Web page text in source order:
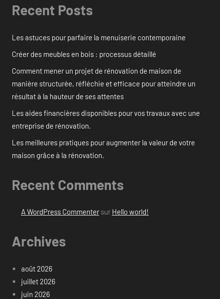
Recent Posts
Les astuces pour parfaire la menuiserie contemporaine
Créer des meubles en bois : processus détaillé
Comment mener un projet de rénovation de maison de
manière structurée, réfléchie et efficace pour atteindre un
résultat à la hauteur de ses attentes
Les aides financières disponibles pour vos travaux avec une
entreprise de rénovation.
Les meilleures pratiques pour augmenter la valeur de votre
maison grâce à la rénovation.
Recent Comments
A WordPress Commentersur Hello world!
Archives
août 2026
juillet 2026
juin 2026